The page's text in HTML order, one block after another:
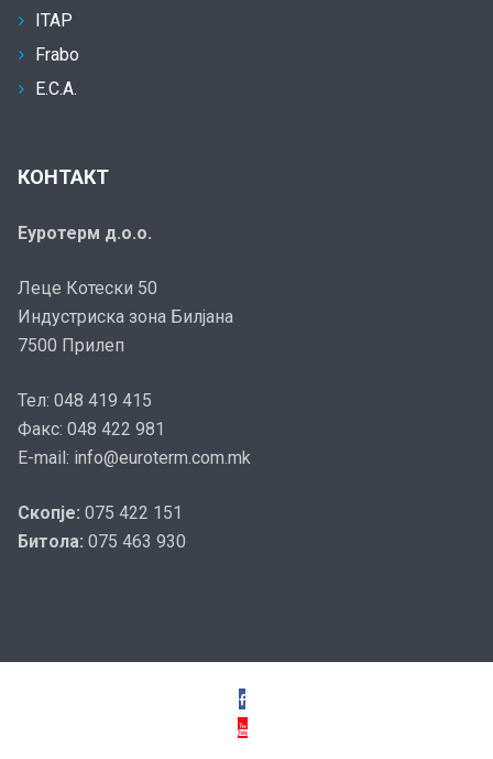
ITAP
Frabo
E.C.A.
КОНТАКТ
Еуротерм д.о.о.
Леце Котески 50
Индустриска зона Билјана
7500 Прилеп
Тел: 048 419 415
Факс: 048 422 981
E-mail: info@euroterm.com.mk
Скопје: 075 422 151
Битола: 075 463 930